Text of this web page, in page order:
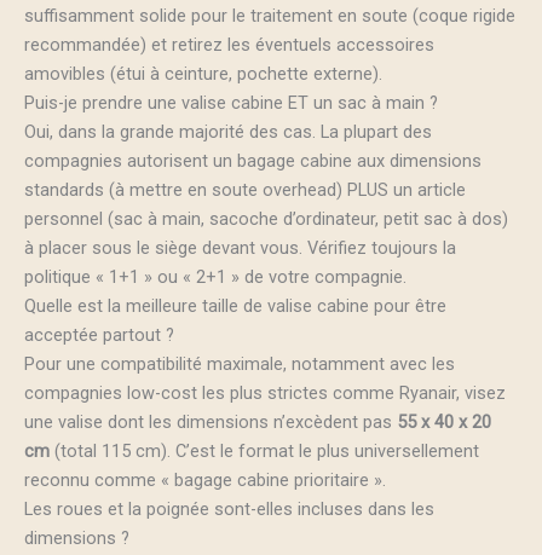
suffisamment solide pour le traitement en soute (coque rigide
recommandée) et retirez les éventuels accessoires
amovibles (étui à ceinture, pochette externe).
Puis-je prendre une valise cabine ET un sac à main ?
Oui, dans la grande majorité des cas. La plupart des
compagnies autorisent un bagage cabine aux dimensions
standards (à mettre en soute overhead) PLUS un article
personnel (sac à main, sacoche d’ordinateur, petit sac à dos)
à placer sous le siège devant vous. Vérifiez toujours la
politique « 1+1 » ou « 2+1 » de votre compagnie.
Quelle est la meilleure taille de valise cabine pour être
acceptée partout ?
Pour une compatibilité maximale, notamment avec les
compagnies low-cost les plus strictes comme Ryanair, visez
une valise dont les dimensions n’excèdent pas 55 x 40 x 20
cm (total 115 cm). C’est le format le plus universellement
reconnu comme « bagage cabine prioritaire ».
Les roues et la poignée sont-elles incluses dans les
dimensions ?